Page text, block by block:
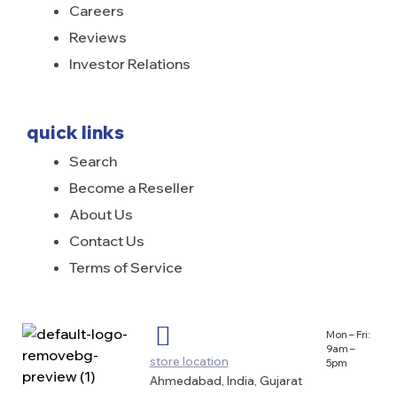
Careers
Reviews
Investor Relations
quick links
Search
Become a Reseller
About Us
Contact Us
Terms of Service
store location
Ahmedabad, India, Gujarat
Mon – Fri:
9am –
5pm